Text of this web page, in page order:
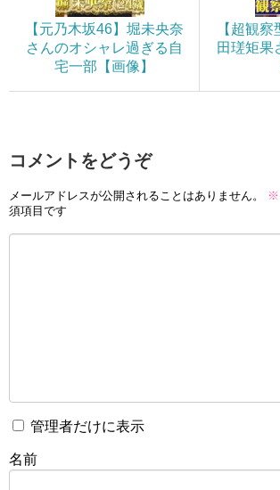
【元乃木坂46】堀未央奈
さんのオシャレ過ぎる自
宅一部【画像】
【超観
田瑳矩果
コメントをどうぞ
メールアドレスが公開されることはありません。 ※
須項目です
管理者だけに表示
名前